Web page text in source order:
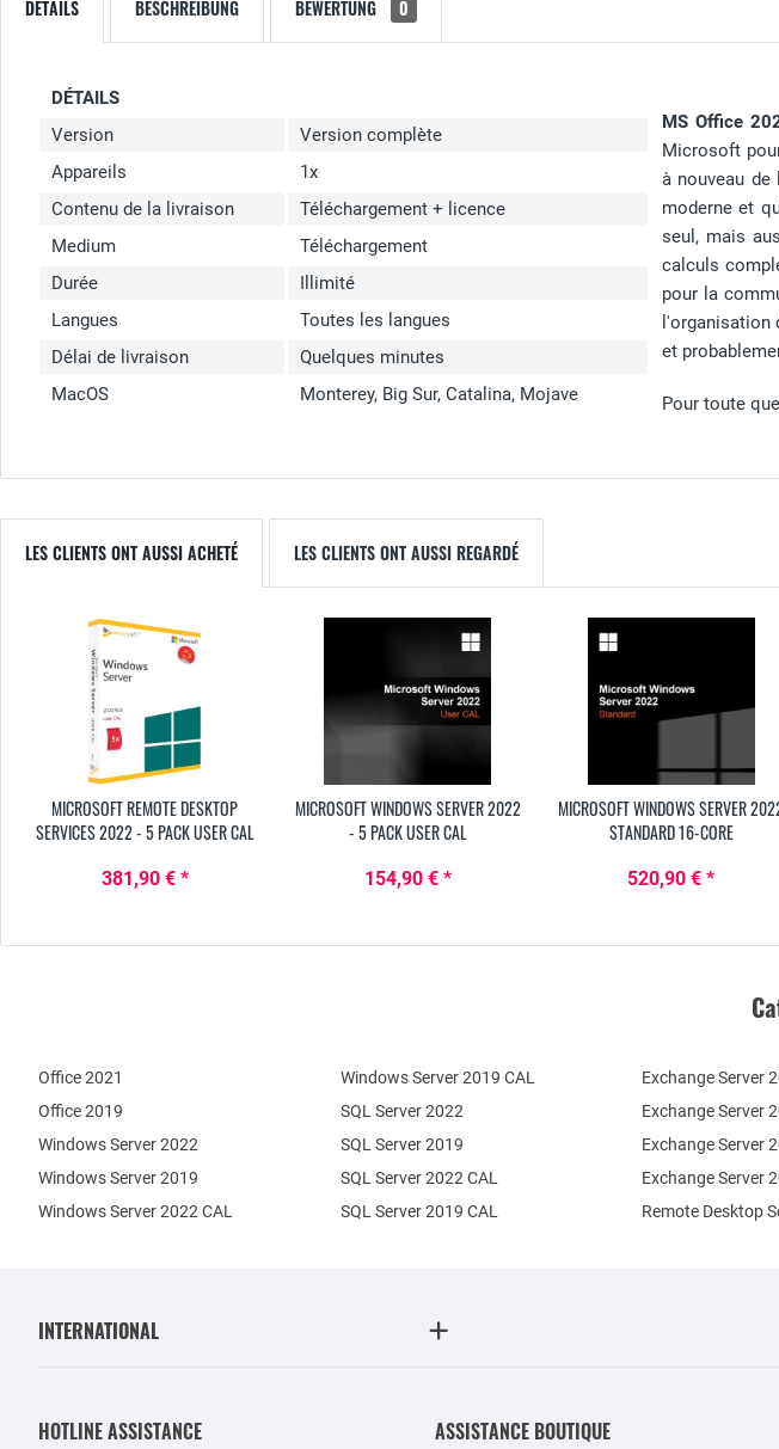
DETAILS BESCHREIBUNG BEWERTUNG 0
DÉTAILS
Version
Version complète
Appareils
1x
Contenu de la livraison
Téléchargement + licence
Medium
Téléchargement
Durée
Illimité
Langues
Toutes les langues
Délai de livraison
Quelques minutes
MacOS
Monterey, Big Sur, Catalina, Mojave
MS Office
Microsoft
à nouveau
moderne et
seul, mais
calculs
pour la
l'organisation
et
Pour toute
LES CLIENTS ONT AUSSI ACHETÉ LES CLIENTS ONT AUSSI REGARDÉ
MICROSOFT REMOTE DESKTOP
SERVICES 2022 - 5 PACK USER CAL
381,90 € *
MICROSOFT WINDOWS SERVER 2022
- 5 PACK USER CAL
154,90 € *
MICROSOFT WINDOWS SERVER
STANDARD 16-CORE
520,90 € *
Office 2021
Office 2019
Windows Server 2022
Windows Server 2019
Exchange Server
Exchange Server
SQL Server 2022
SQL Server 2019
Windows Server 2022 CAL
Windows Server 2019 CAL
SQL Server 2022 CAL
SQL Server 2019 CAL
Remote Desktop
Exchange Server
Exchange Server
INTERNATIONAL
HOTLINE ASSISTANCE ASSISTANCE BOUTIQUE